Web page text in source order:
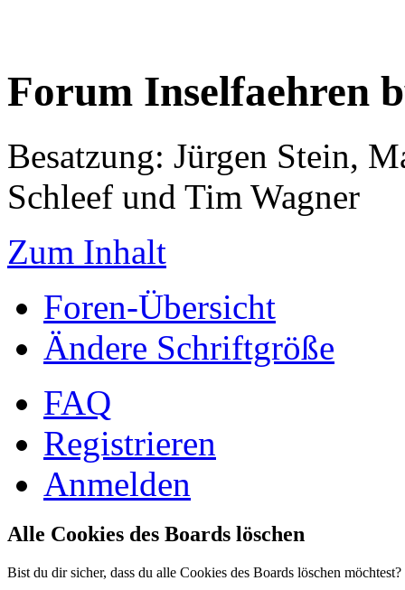
Forum Inselfaehren
Besatzung: Jürgen Stein,
Schleef und Tim Wagner
Zum Inhalt
Foren-Übersicht
Ändere Schriftgröße
FAQ
Registrieren
Anmelden
Alle Cookies des Boards löschen
Bist du dir sicher, dass du alle Cookies des Boards löschen möchtest?